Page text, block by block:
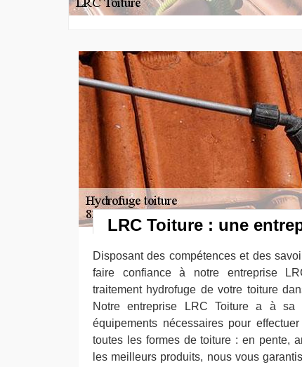
LRC Toiture : une
Disposant des compétences et des
faire confiance à notre entreprise
traitement hydrofuge de votre toiture
Notre entreprise LRC Toiture a à sa
équipements nécessaires pour
toutes les formes de toiture : en pente,
les meilleurs produits, nous vous